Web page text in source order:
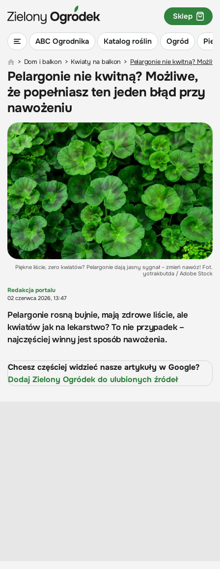
ABC Ogrodnika Katalog roślin Ogród
Sklep
> Dom i balkon > Kwiaty na balkon > Pelargonie nie kwitną?
Pelargonie nie kwitną? Możliwe,
że popełniasz ten jeden błąd przy
nawożeniu
Piękne liście, zero kwiatów? Pelargonie dają jasny sygnał – zmień nawóz! Fot.
yotrakbutda / Adobe Stock
Redakcja portalu
02 czerwca 2026, 13:47
Pelargonie rosną bujnie, mają zdrowe liście, ale
kwiatów jak na lekarstwo? To nie przypadek –
najczęściej winny jest sposób nawożenia.
Chcesz częściej widzieć nasze artykuły w Google?
Dodaj Zielony Ogródek do ulubionych źródeł